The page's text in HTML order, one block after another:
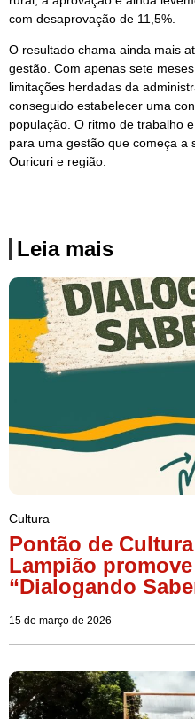
com desaprovação de 11,5%.
O resultado chama ainda mais
gestão. Com apenas sete
limitações herdadas da
conseguido estabelecer uma
população. O ritmo de trabalho
para uma gestão que começa a
Ouricuri e região.
Leia mais
Cultura
Pontão de
Lampião
“Dialogando
15 de março de 2026